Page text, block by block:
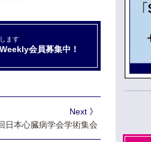
ます
会員募集中！
Next 》
日本心臓病学会学術集会